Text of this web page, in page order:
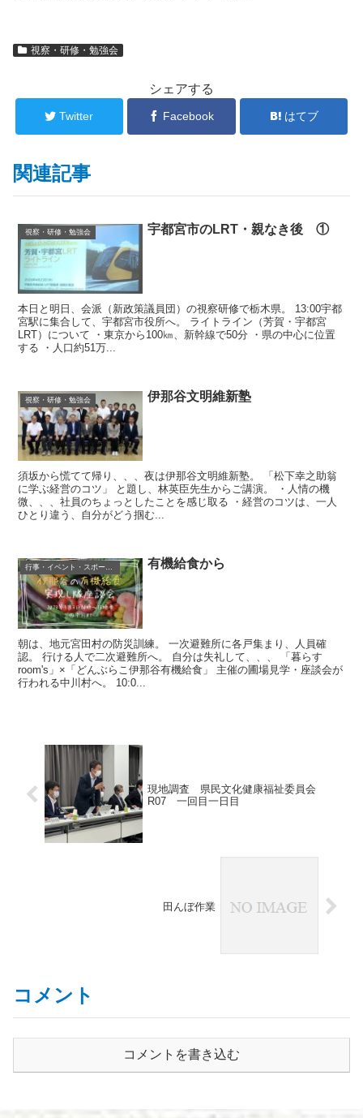
視察・研修・勉強会
シェアする
Twitter Facebook はてブ
関連記事
視察・研修・勉強会 宇都宮市のLRT・親なき後 ①
本日と明日、会派（新政策議員団）の視察研修で栃木県。 13:00宇都
宮駅に集合して、宇都宮市役所へ。 ライトライン（芳賀・宇都宮
LRT）について ・東京から100㎞、新幹線で50分 ・県の中心に位置
する ・人口約51万...
視察・研修・勉強会 伊那谷文明維新塾
須坂から慌てて帰り、、、夜は伊那谷文明維新塾。 「松下幸之助翁
に学ぶ経営のコツ」 と題し、林英臣先生からご講演。 ・人情の機
微、、、社員のちょっとしたことを感じ取る ・経営のコツは、一人
ひとり違う、自分がどう掴む...
行事・イベント・スポーツ等 有機給食から
朝は、地元宮田村の防災訓練。 一次避難所に各戸集まり、人員確
認。 行ける人で二次避難所へ。 自分は失礼して、、、 「暮らす
room's」×「どんぶらこ伊那谷有機給食」 主催の圃場見学・座談会が
行われる中川村へ。 10:0...
現地調査 県民文化健康福祉委員会
R07 一回目一日目
田んぼ作業
コメント
コメントを書き込む